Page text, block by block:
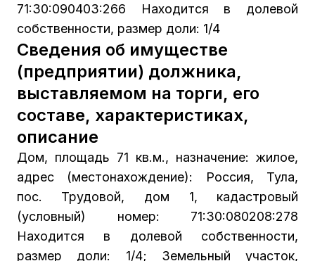
71:30:090403:266 Находится в долевой
собственности, размер доли: 1/4
Сведения об имуществе
(предприятии) должника,
выставляемом на торги, его
составе, характеристиках,
описание
Дом, площадь 71 кв.м., назначение: жилое,
адрес (местонахождение): Россия, Тула,
пос. Трудовой, дом 1, кадастровый
(условный) номер: 71:30:080208:278
Находится в долевой собственности,
размер доли: 1/4; Земельный участок,